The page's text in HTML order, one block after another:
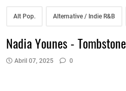
Alt Pop. Alternative / Indie R&B
Nadia Younes - Tombstone
Abril 07, 2025 0